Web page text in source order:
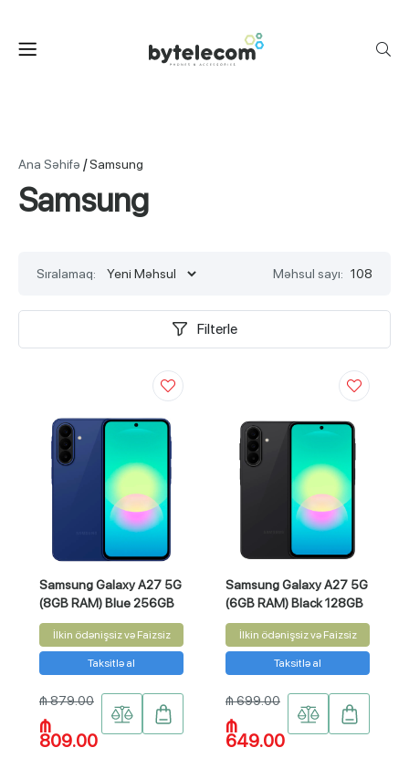
Ana Səhifə /Samsung
Samsung
Sıralamaq: Məhsul sayı: 108
Filterle
Samsung Galaxy A27 5G
(8GB RAM) Blue 256GB
İlkin ödənişsiz və Faizsiz
Taksitlə al
₼ 879.00
₼
809.00
Samsung Galaxy A27 5G
(6GB RAM) Black 128GB
İlkin ödənişsiz və Faizsiz
Taksitlə al
₼ 699.00
₼
649.00